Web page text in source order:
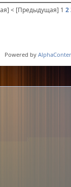
< [Предыдущая] 1 2
Powered by